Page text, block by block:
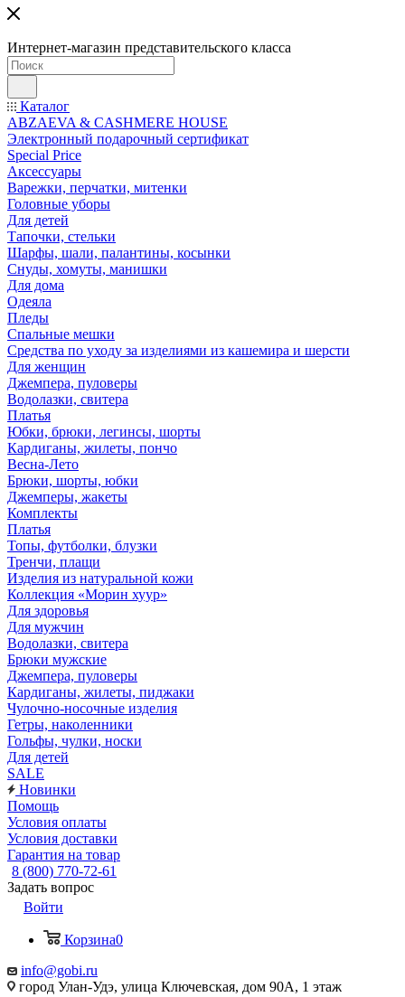
Интернет-магазин представительского класса
Каталог
ABZAEVA & CASHMERE HOUSE
Электронный подарочный сертификат
Special Price
Аксессуары
Варежки, перчатки, митенки
Головные уборы
Для детей
Тапочки, стельки
Шарфы, шали, палантины, косынки
Снуды, хомуты, манишки
Для дома
Одеяла
Пледы
Спальные мешки
Средства по уходу за изделиями из кашемира и шерсти
Для женщин
Джемпера, пуловеры
Водолазки, свитера
Платья
Юбки, брюки, легинсы, шорты
Кардиганы, жилеты, пончо
Весна-Лето
Брюки, шорты, юбки
Джемперы, жакеты
Комплекты
Платья
Топы, футболки, блузки
Тренчи, плащи
Изделия из натуральной кожи
Коллекция «Морин хуур»
Для здоровья
Для мужчин
Водолазки, свитера
Брюки мужские
Джемпера, пуловеры
Кардиганы, жилеты, пиджаки
Чулочно-носочные изделия
Гетры, наколенники
Гольфы, чулки, носки
Для детей
SALE
Новинки
Помощь
Условия оплаты
Условия доставки
Гарантия на товар
8 (800) 770-72-61
Задать вопрос
Войти
Корзина0
info@gobi.ru
город Улан-Удэ, улица Ключевская, дом 90А, 1 этаж